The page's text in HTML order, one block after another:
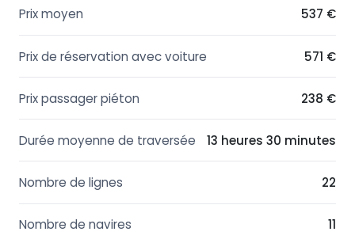
Prix moyen 537 €
Prix de réservation avec voiture 571 €
Prix passager piéton 238 €
Durée moyenne de traversée 13 heures 30 minutes
Nombre de lignes 22
Nombre de navires
11